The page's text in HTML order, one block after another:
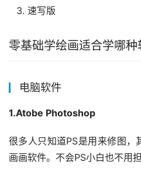
速写版
零基础学绘画适合学哪种
电脑软件
1.Atobe Photoshop
很多人只知道PS是用来修图，
画画软件。不会PS小白也不用